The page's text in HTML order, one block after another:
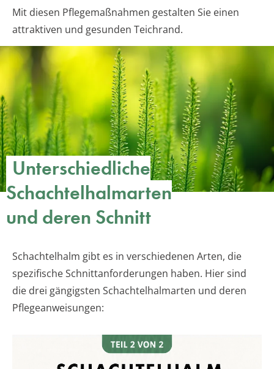
Mit diesen Pflegemaßnahmen gestalten Sie einen
attraktiven und gesunden Teichrand.
Unterschiedliche
Schachtelhalmarten
und deren Schnitt
Schachtelhalm gibt es in verschiedenen Arten, die
spezifische Schnittanforderungen haben. Hier sind
die drei gängigsten Schachtelhalmarten und deren
Pflegeanweisungen: